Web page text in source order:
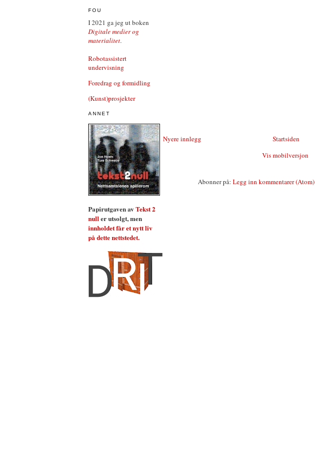
FOU
I 2021 ga jeg ut boken
Digitale medier og
materialitet.
Robotassistert
undervisning
Foredrag og formidling
(Kunst)prosjekter
ANNET
Papirutgaven av Tekst 2
nuller utsolgt, men
innholdet får et nytt liv
på dette nettstedet.
Nyere innlegg
Startsiden
Vis mobilversjon
Abonner på: Legg inn kommentarer (Atom)